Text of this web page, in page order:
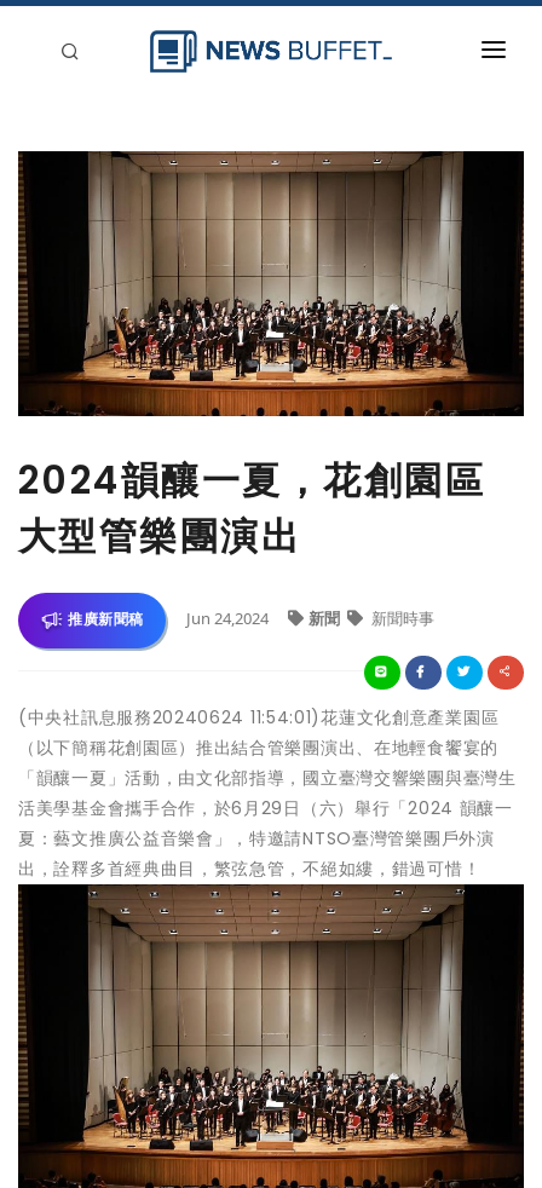
新聞稿分類
登入
刊登
2024韻釀一夏，花創園區
大型管樂團演出
推廣新聞稿 Jun 24,2024 新聞 新聞時事
(中央社訊息服務20240624 11:54:01)花蓮文化創意產業園區
（以下簡稱花創園區）推出結合管樂團演出、在地輕食饗宴的
「韻釀一夏」活動，由文化部指導，國立臺灣交響樂團與臺灣生
活美學基金會攜手合作，於6月29日（六）舉行「2024 韻釀一
夏：藝文推廣公益音樂會」，特邀請NTSO臺灣管樂團戶外演
出，詮釋多首經典曲目，繁弦急管，不絕如縷，錯過可惜！